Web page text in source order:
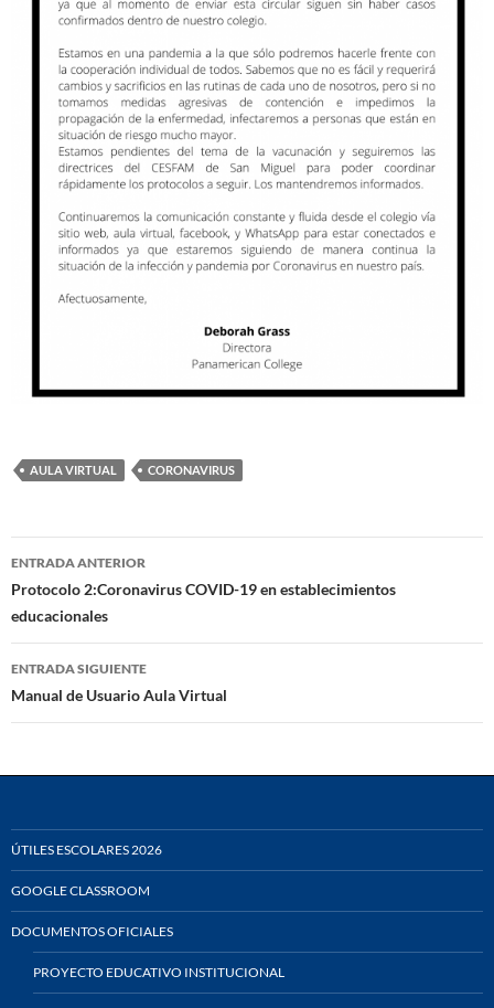
AULA VIRTUAL CORONAVIRUS
Navegación
de
entradas
ENTRADA ANTERIOR
Protocolo 2:Coronavirus COVID-19 en establecimientos
educacionales
ENTRADA SIGUIENTE
Manual de Usuario Aula Virtual
ÚTILES ESCOLARES 2026
GOOGLE CLASSROOM
DOCUMENTOS OFICIALES
PROYECTO EDUCATIVO INSTITUCIONAL